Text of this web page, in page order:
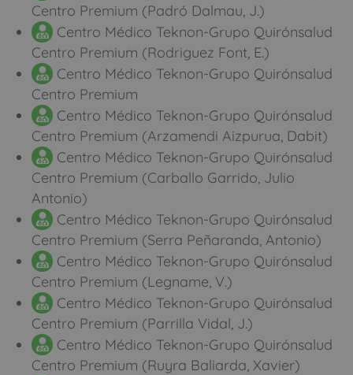
Centro Premium (Padró Dalmau, J.)
Centro Médico Teknon-Grupo Quirónsalud
Centro Premium (Rodriguez Font, E.)
Centro Médico Teknon-Grupo Quirónsalud
Centro Premium
Centro Médico Teknon-Grupo Quirónsalud
Centro Premium (Arzamendi Aizpurua, Dabit)
Centro Médico Teknon-Grupo Quirónsalud
Centro Premium (Carballo Garrido, Julio
Antonio)
Centro Médico Teknon-Grupo Quirónsalud
Centro Premium (Serra Peñaranda, Antonio)
Centro Médico Teknon-Grupo Quirónsalud
Centro Premium (Legname, V.)
Centro Médico Teknon-Grupo Quirónsalud
Centro Premium (Parrilla Vidal, J.)
Centro Médico Teknon-Grupo Quirónsalud
Centro Premium (Ruyra Baliarda, Xavier)